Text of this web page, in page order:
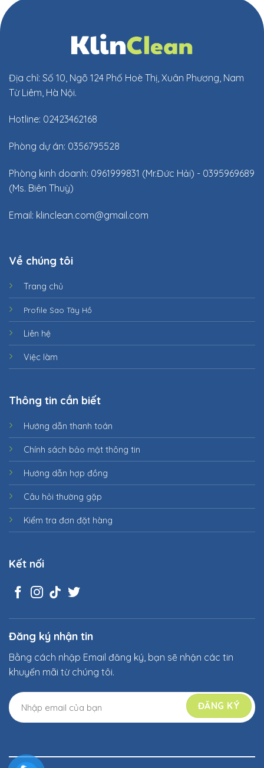
Địa chỉ: Số 10, Ngõ 124 Phố Hoè Thị, Xuân Phương, Nam
Từ Liêm, Hà Nội.
Hotline: 02423462168
Phòng dự án: 0356795528
Phòng kinh doanh: 0961999831 (Mr.Đức Hải) - 0395969689
(Ms. Biên Thuỳ)
Email: klinclean.com@gmail.com
Về chúng tôi
Trang chủ
Profile Sao Tây Hồ
Liên hệ
Việc làm
Thông tin cần biết
Hướng dẫn thanh toán
Chính sách bảo mật thông tin
Hướng dẫn hợp đồng
Câu hỏi thường gặp
Kiểm tra đơn đặt hàng
Kết nối
Đăng ký nhận tin
Bằng cách nhập Email đăng ký, bạn sẽ nhận các tin
khuyến mãi từ chúng tôi.